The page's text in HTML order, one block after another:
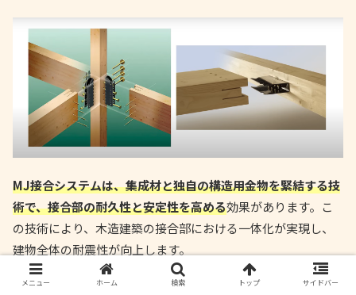
MJ接合システムは、集成材と独自の構造用金物を緊結する技
術で、接合部の耐久性と安定性を高める効果があります。こ
の技術により、木造建築の接合部における一体化が実現し、
建物全体の耐震性が向上します。
また、このシステムは「基礎ダイレクトジョイント」と連携
メニュー ホーム 検索 トップ サイドバー